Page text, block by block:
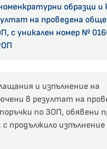
образци и
на проведена
с уникален номер №
и изпълнение на
в резултат на
по ЗОП, обявени
с продължило изпълнение